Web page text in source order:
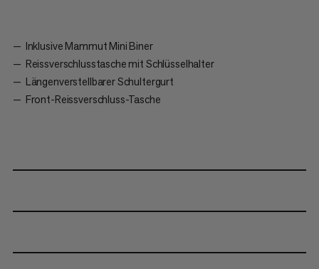
Inklusive Mammut Mini Biner
Reissverschlusstasche mit Schlüsselhalter
Längenverstellbarer Schultergurt
Front-Reissverschluss-Tasche